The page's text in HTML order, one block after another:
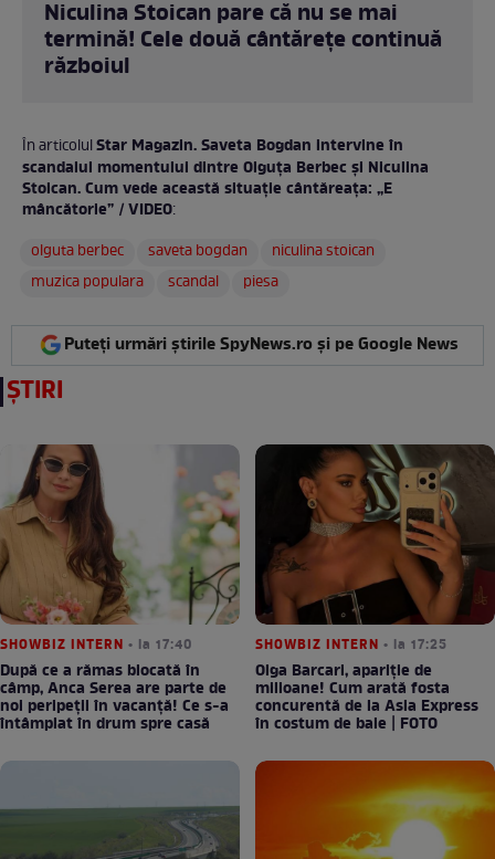
Niculina Stoican pare că nu se mai
termină! Cele două cântărețe continuă
războiul
În articolulStar Magazin. Saveta Bogdan intervine în
scandalul momentului dintre Olguța Berbec și Niculina
Stoican. Cum vede această situație cântăreața: „E
mâncătorie” / VIDEO:
olguta berbec
saveta bogdan
niculina stoican
muzica populara
scandal piesa
Puteți urmări știrile SpyNews.ro și pe Google News
ȘTIRI
SHOWBIZ INTERN • la 17:40
După ce a rămas blocată în
câmp, Anca Serea are parte de
noi peripeții în vacanță! Ce s-a
întâmplat în drum spre casă
SHOWBIZ INTERN • la 17:25
Olga Barcari, apariție de
milioane! Cum arată fosta
concurentă de la Asia Express
în costum de baie | FOTO